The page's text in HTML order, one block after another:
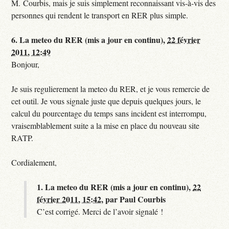
M. Courbis, mais je suis simplement reconnaissant vis-à-vis des
personnes qui rendent le transport en RER plus simple.
6.La meteo du RER (mis a jour en continu),22 février
2011, 12:49
Bonjour,
Je suis regulierement la meteo du RER, et je vous remercie de
cet outil. Je vous signale juste que depuis quelques jours, le
calcul du pourcentage du temps sans incident est interrompu,
vraisemblablement suite a la mise en place du nouveau site
RATP.
Cordialement,
1.La meteo du RER (mis a jour en continu),22
février 2011, 15:42,parPaul Courbis
C’est corrigé. Merci de l’avoir signalé !